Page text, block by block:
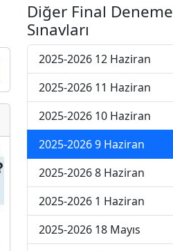
Diğer Final Deneme
Sınavları
2025-2026 12 Haziran
2025-2026 11 Haziran
2025-2026 10 Haziran
2025-2026 9 Haziran
2025-2026 8 Haziran
2025-2026 1 Haziran
2025-2026 18 Mayıs